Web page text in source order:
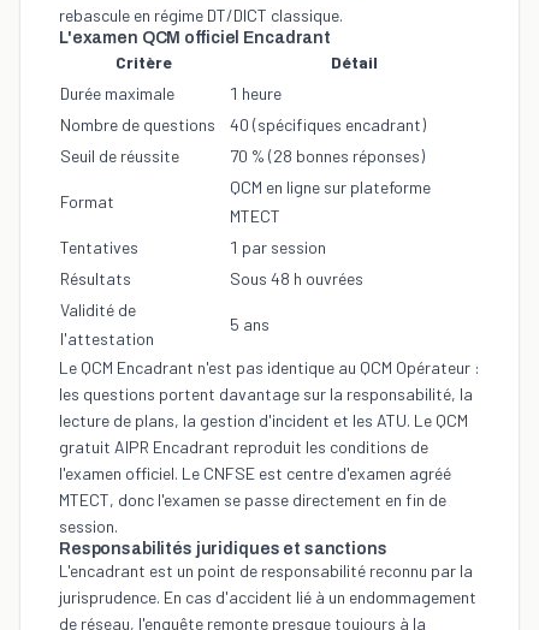
rebascule en régime DT/DICT classique.
L'examen QCM officiel Encadrant
Critère
Détail
Durée maximale
1 heure
Nombre de questions
40 (spécifiques encadrant)
Seuil de réussite
70 % (28 bonnes réponses)
Format
QCM en ligne sur plateforme
MTECT
Tentatives
1 par session
Résultats
Sous 48 h ouvrées
Validité de
l'attestation
5 ans
Le QCM Encadrant n'est pas identique au QCM Opérateur :
les questions portent davantage sur la responsabilité, la
lecture de plans, la gestion d'incident et les ATU. Le QCM
gratuit AIPR Encadrant reproduit les conditions de
l'examen officiel. Le CNFSE est centre d'examen agréé
MTECT, donc l'examen se passe directement en fin de
session.
Responsabilités juridiques et sanctions
L'encadrant est un point de responsabilité reconnu par la
jurisprudence. En cas d'accident lié à un endommagement
de réseau, l'enquête remonte presque toujours à la